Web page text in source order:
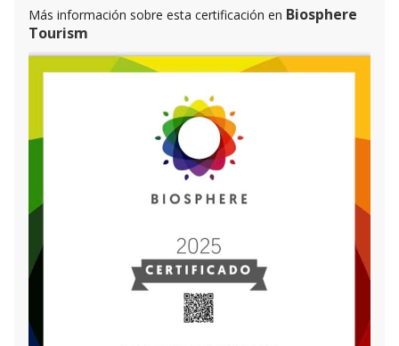
Más información sobre esta certificación en Biosphere
Tourism